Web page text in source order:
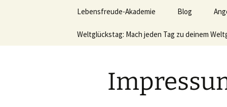
Lerne deinen stressigen Alltag
Lebensfreude-Akademie Blog
Weltglückstag: Mach jeden Tag zu deinem